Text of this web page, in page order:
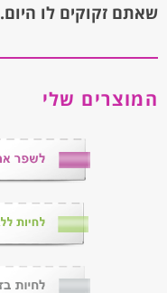
שאתם זקוקים לו היום.
המוצרים שלי